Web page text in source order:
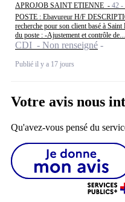
APROJOB SAINT ETIENNE - 42
POSTE : Ebavureur H/F
recherche pour son client basé à
du poste : -Ajustement et contrôle de...
CDI - Non renseigné
Publié il y a 17 jours
Votre avis nous
Qu'avez-vous pensé du